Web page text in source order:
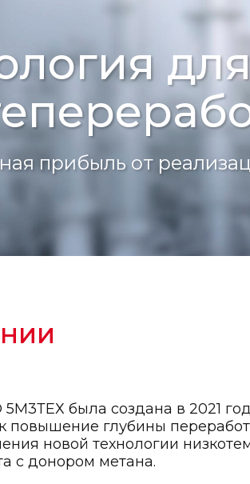
прибыль от
была создана в 2021
повышение глубины
новой технологии
с донором метана.